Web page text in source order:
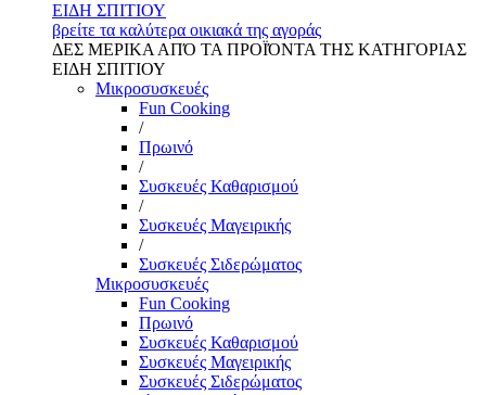
ΕΙΔΗ ΣΠΙΤΙΟΥ
βρείτε τα καλύτερα οικιακά της αγοράς
ΔΕΣ ΜΕΡΙΚΑ ΑΠΌ ΤΑ ΠΡΟΪΌΝΤΑ ΤΗΣ ΚΑΤΗΓΟΡΙΑΣ
ΕΙΔΗ ΣΠΙΤΙΟΥ
Μικροσυσκευές
Fun Cooking
/
Πρωινό
/
Συσκευές Καθαρισμού
/
Συσκευές Μαγειρικής
/
Συσκευές Σιδερώματος
Μικροσυσκευές
Fun Cooking
Πρωινό
Συσκευές Καθαρισμού
Συσκευές Μαγειρικής
Συσκευές Σιδερώματος